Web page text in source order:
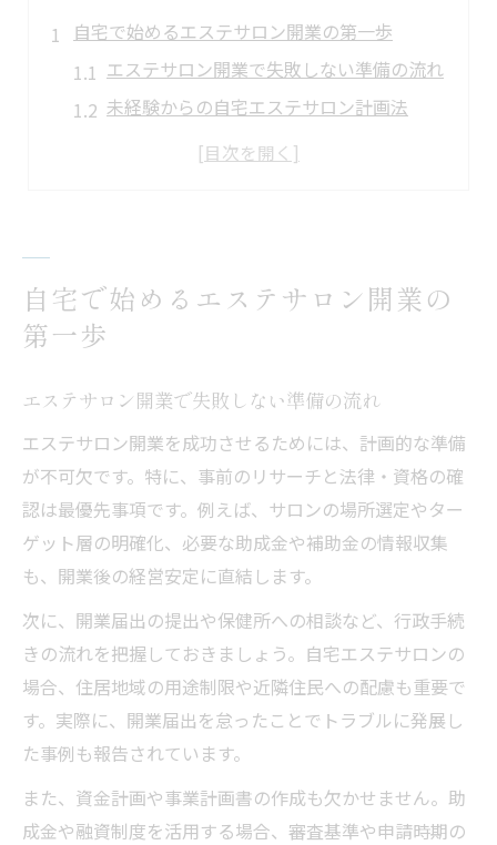
自宅で始めるエステサロン開業の第一歩
エステサロン開業で失敗しない準備の流れ
未経験からの自宅エステサロン計画法
エステサロン開業に必要なものを確認
エステサロン未経験者が知るべき注意点
必要なものを揃えるエステサロン準備術
エステサロン開業資格と取得の流れ
エステサロンを自宅で合法的に運営するコツ
エステサロン自宅開業の法律基礎知識
自宅エステサロンの違法リスクと対策
開業届出とエステサロンの合法運営術
初回荒らし対策と継続集客の秘けつ
エステサロン初回荒らしの心理と対策法
新規割引の使い方と集客リスクの回避
エステサロンでリピーターを増やす方法
自宅で始めるエステサロン開業の
第一歩
エステサロン開業で失敗しない準備の流れ
エステサロン開業を成功させるためには、計画的な準備
が不可欠です。特に、事前のリサーチと法律・資格の確
認は最優先事項です。例えば、サロンの場所選定やター
ゲット層の明確化、必要な助成金や補助金の情報収集
も、開業後の経営安定に直結します。
次に、開業届出の提出や保健所への相談など、行政手続
きの流れを把握しておきましょう。自宅エステサロンの
場合、住居地域の用途制限や近隣住民への配慮も重要で
す。実際に、開業届出を怠ったことでトラブルに発展し
た事例も報告されています。
また、資金計画や事業計画書の作成も欠かせません。助
成金や融資制度を活用する場合、審査基準や申請時期の